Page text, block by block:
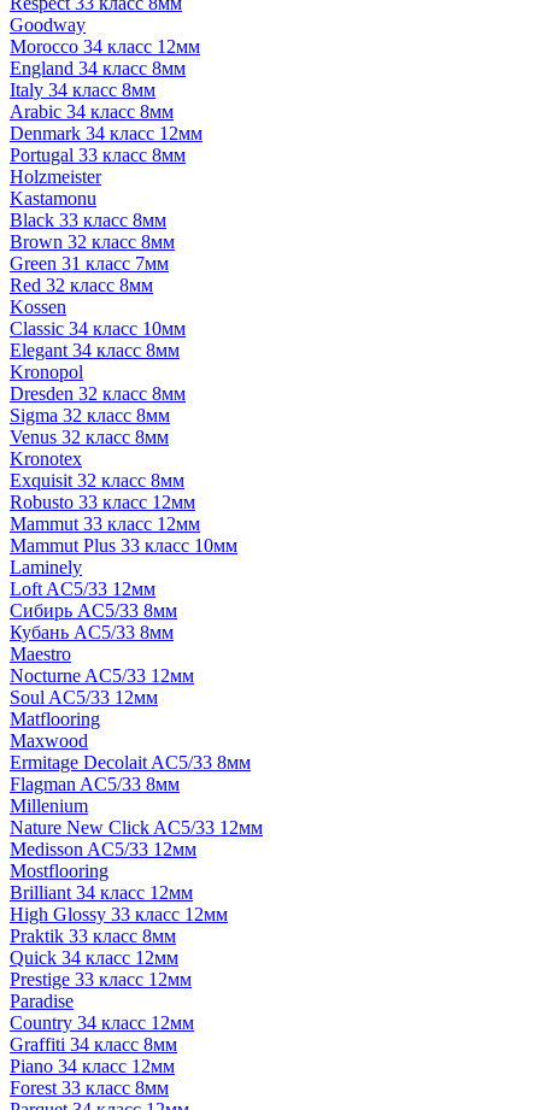
Goodway
Morocco 34 класс 12мм
England 34 класс 8мм
Italy 34 класс 8мм
Arabic 34 класс 8мм
Denmark 34 класс 12мм
Portugal 33 класс 8мм
Holzmeister
Kastamonu
Black 33 класс 8мм
Brown 32 класс 8мм
Green 31 класс 7мм
Red 32 класс 8мм
Kossen
Classic 34 класс 10мм
Elegant 34 класс 8мм
Kronopol
Dresden 32 класс 8мм
Sigma 32 класс 8мм
Venus 32 класс 8мм
Kronotex
Exquisit 32 класс 8мм
Robusto 33 класс 12мм
Mammut 33 класс 12мм
Mammut Plus 33 класс 10мм
Laminely
Loft AC5/33 12мм
Сибирь AC5/33 8мм
Кубань AC5/33 8мм
Maestro
Nocturne AC5/33 12мм
Soul AC5/33 12мм
Matflooring
Maxwood
Ermitage Decolait AC5/33 8мм
Flagman AC5/33 8мм
Millenium
Nature New Click AC5/33 12мм
Medisson AC5/33 12мм
Mostflooring
Brilliant 34 класс 12мм
High Glossy 33 класс 12мм
Praktik 33 класс 8мм
Quick 34 класс 12мм
Prestige 33 класс 12мм
Paradise
Country 34 класс 12мм
Graffiti 34 класс 8мм
Piano 34 класс 12мм
Forest 33 класс 8мм